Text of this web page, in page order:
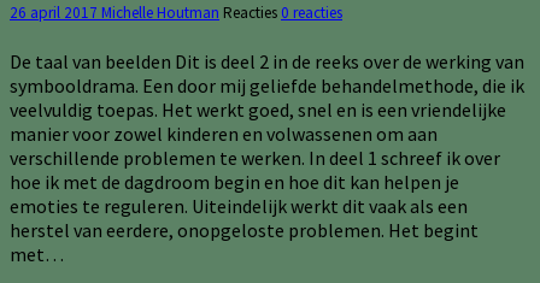
26 april 2017 Michelle Houtman Reacties 0 reacties
De taal van beelden Dit is deel 2 in de reeks over de werking van
symbooldrama. Een door mij geliefde behandelmethode, die ik
veelvuldig toepas. Het werkt goed, snel en is een vriendelijke
manier voor zowel kinderen en volwassenen om aan
verschillende problemen te werken. In deel 1 schreef ik over
hoe ik met de dagdroom begin en hoe dit kan helpen je
emoties te reguleren. Uiteindelijk werkt dit vaak als een
herstel van eerdere, onopgeloste problemen. Het begint
met…